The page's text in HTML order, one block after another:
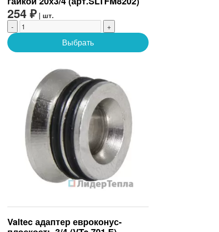
254 ₽ | шт.
-
+
Выбрать
Valtec адаптер евроконус-